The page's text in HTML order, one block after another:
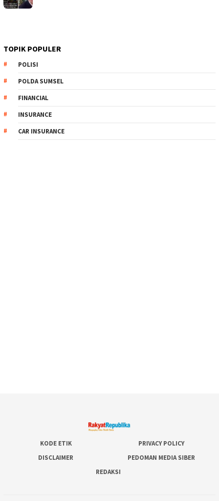
TOPIK POPULER
POLISI
POLDA SUMSEL
FINANCIAL
INSURANCE
CAR INSURANCE
KODE ETIK
PRIVACY POLICY
DISCLAIMER
PEDOMAN MEDIA SIBER
REDAKSI